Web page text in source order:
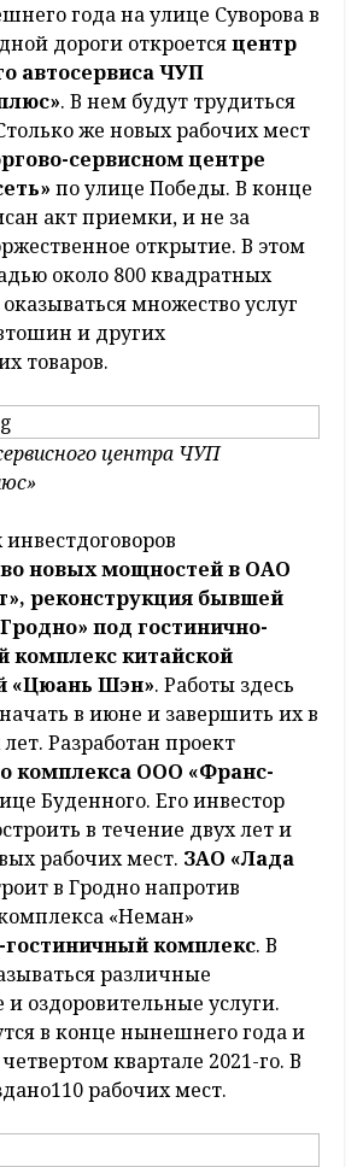
года на улице Суворова в
дороги откроетсяцентр
автосервиса ЧУП
. В нем будут трудиться
же новых рабочих мест
сервисном центре
по улице Победы. В конце
акт приемки, и не за
открытие. В этом
около 800 квадратных
множество услуг
и других
товаров.
центра ЧУП
новых мощностей в ОАО
реконструкция бывшей
под гостинично-
комплекс китайской
«Цюань Шэн». Работы здесь
в июне и завершить их в
Разработан проект
комплекса ООО «Франс-
Буденного. Его инвестор
в течение двух лет и
рабочих мест. ЗАО «Лада
в Гродно напротив
«Неман»
комплекс. В
различные
оздоровительные услуги.
в конце нынешнего года и
квартале 2021-го. В
рабочих мест.